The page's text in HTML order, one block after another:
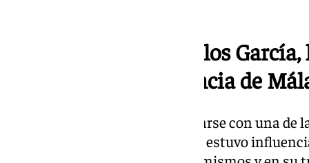
La cocina de José Carlos
mágicos» de la provincia de
El chef ha rememorado que alzarse con una
gastronómicas a nivel nacional estuvo